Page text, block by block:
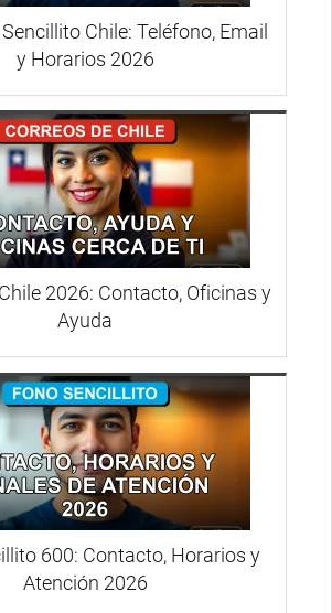
Chile: Teléfono, Email
y Horarios 2026
2026: Contacto, Oficinas y
Ayuda
600: Contacto, Horarios y
Atención 2026